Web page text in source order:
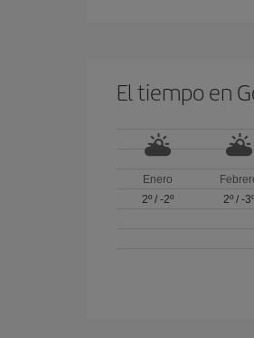
El tiempo en
Enero
2º/ -2º
2º /-3º